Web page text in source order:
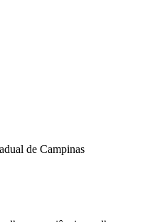
de Campinas